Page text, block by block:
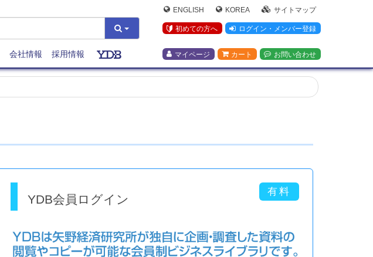
ENGLISH KOREA サイトマップ
初めての方へ ログイン・メンバー登録
マイページ カート お問い合わせ
会社情報 採用情報
YDB会員ログイン